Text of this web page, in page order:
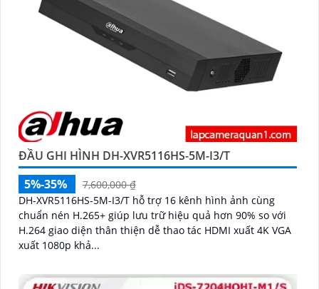
ĐẦU GHI HÌNH DH-XVR5116HS-5M-I3/T
5%-35%
7,600,000 ₫
DH-XVR5116HS-5M-I3/T hỗ trợ 16 kênh hình ảnh cùng
chuẩn nén H.265+ giúp lưu trữ hiệu quả hơn 90% so với
H.264 giao diện thân thiện dễ thao tác HDMI xuất 4K VGA
xuất 1080p khả...